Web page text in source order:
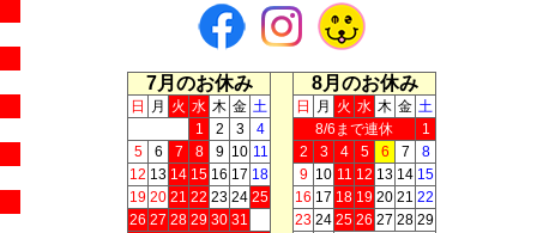
7月のお休み 8月のお休み
日 月 火 水 木 金 土 日 月 火 水 木 金 土
1
2 3 4 8/6まで連休
1
5
6 7 8 9 10 11 2 3 4 5 6 7
8
12 13 14 15 16 17 18 9 10 11 12 13 14 15
19 20 21 22 23 24 25 16 17 18 19 20 21 22
26 27 28 29 30 31 23 24 25 26 27 28 29